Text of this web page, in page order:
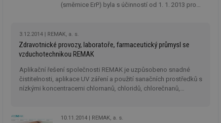
(směrnice ErP) byla s účinností od 1. 1. 2013 pro
kW. Již tehdy řada výrobků společnosti Remak
splňovala nové vyšší hodnoty předepsané minimální
účinnosti, které mají platit od 1. 1. 2015.
3.12.2014 REMAK, a. s.
Zdravotnické provozy, laboratoře, farmaceutický průmysl se
vzduchotechnikou REMAK
Aplikační řešení společnosti REMAK je uzpůsobeno snadné
čistitelnosti, aplikace UV záření a použití sanačních prostředků s
nízkými koncentracemi chlornanů, chloridů, chlorečnanů,
10.11.2014 REMAK, a. s.